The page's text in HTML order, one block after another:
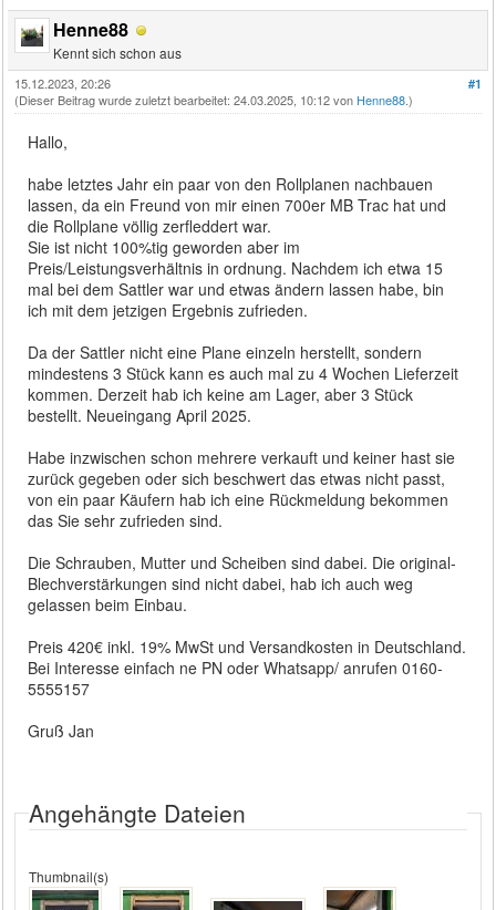
Henne88
Kennt sich schon aus
#1
15.12.2023, 20:26
(Dieser Beitrag wurde zuletzt bearbeitet: 24.03.2025, 10:12 von Henne88.)
Hallo,
habe letztes Jahr ein paar von den Rollplanen nachbauen
lassen, da ein Freund von mir einen 700er MB Trac hat und
die Rollplane völlig zerfleddert war.
Sie ist nicht 100%tig geworden aber im
Preis/Leistungsverhältnis in ordnung. Nachdem ich etwa 15
mal bei dem Sattler war und etwas ändern lassen habe, bin
ich mit dem jetzigen Ergebnis zufrieden.
Da der Sattler nicht eine Plane einzeln herstellt, sondern
mindestens 3 Stück kann es auch mal zu 4 Wochen Lieferzeit
kommen. Derzeit hab ich keine am Lager, aber 3 Stück
bestellt. Neueingang April 2025.
Habe inzwischen schon mehrere verkauft und keiner hast sie
zurück gegeben oder sich beschwert das etwas nicht passt,
von ein paar Käufern hab ich eine Rückmeldung bekommen
das Sie sehr zufrieden sind.
Die Schrauben, Mutter und Scheiben sind dabei. Die original-
Blechverstärkungen sind nicht dabei, hab ich auch weg
gelassen beim Einbau.
Preis 420€ inkl. 19% MwSt und Versandkosten in Deutschland.
Bei Interesse einfach ne PN oder Whatsapp/ anrufen 0160-
5555157
Gruß Jan
Angehängte Dateien
Thumbnail(s)